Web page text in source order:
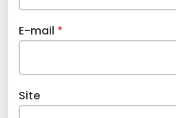
E-mail *
Site